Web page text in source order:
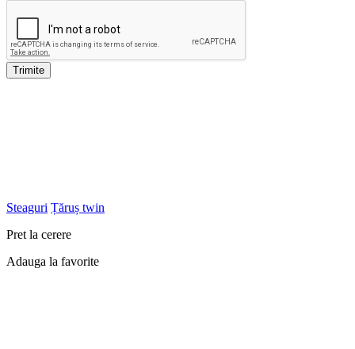
Trimite
Steaguri Țăruș twin
Pret la cerere
Adauga la favorite